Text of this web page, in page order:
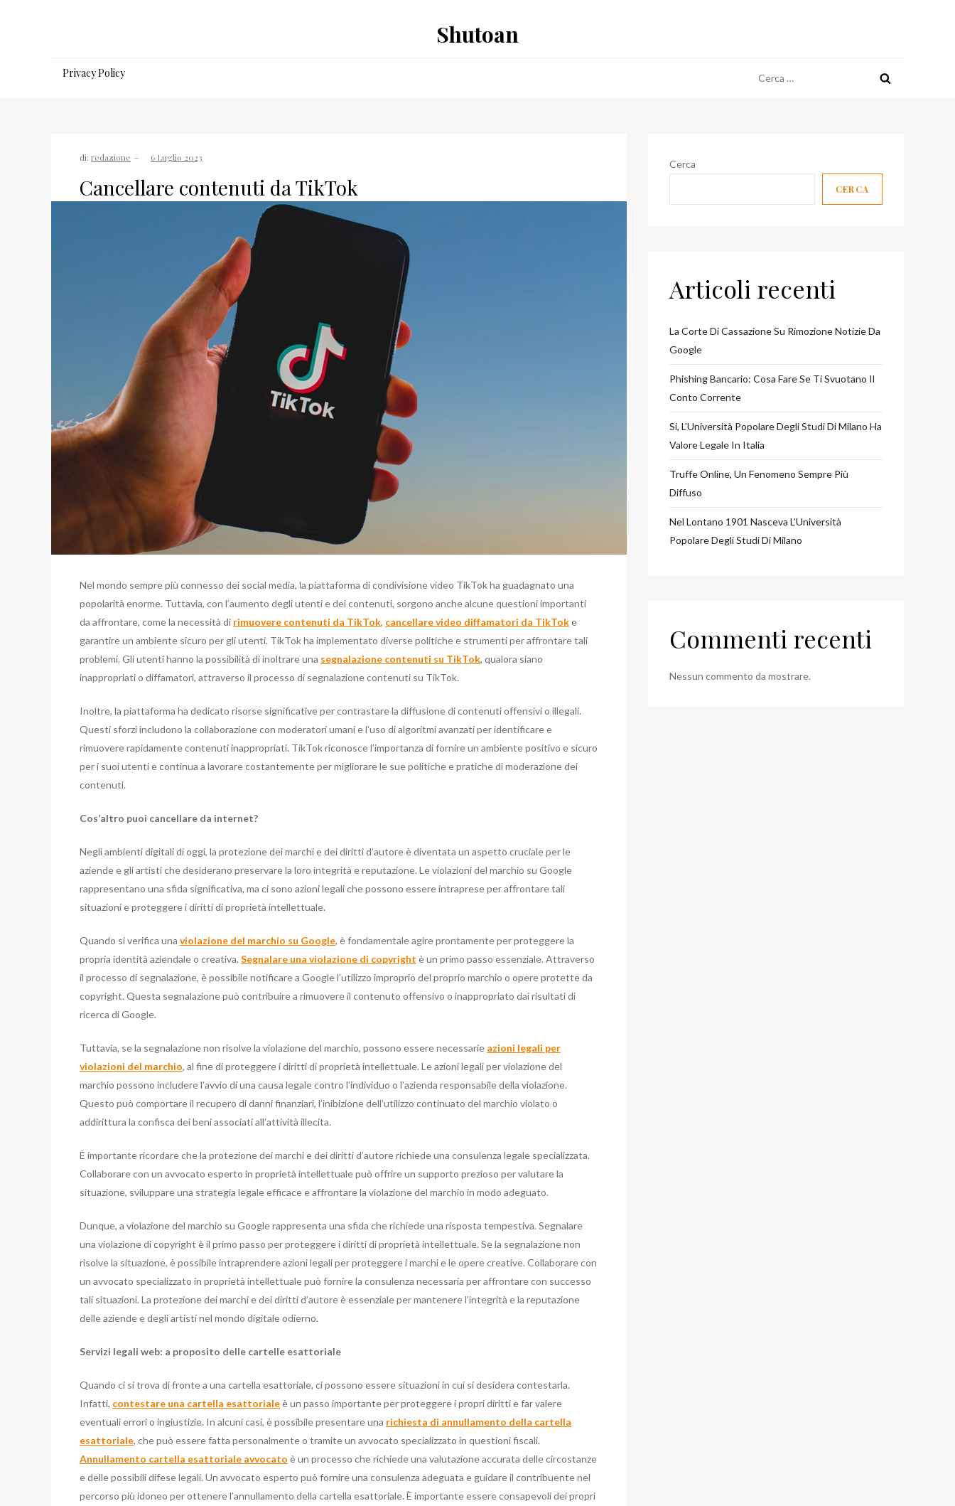
Shutoan
Privacy Policy
per:
di: redazione
Cancellare contenuti da TikTok
Nel mondo sempre più connesso dei social media, la piattaforma di condivisione video TikTok ha guadagnato una
popolarità enorme. Tuttavia, con l’aumento degli utenti e dei contenuti, sorgono anche alcune questioni importanti
da affrontare, come la necessità di rimuovere contenuti da TikTok, cancellare video diffamatori da TikToke
garantire un ambiente sicuro per gli utenti. TikTok ha implementato diverse politiche e strumenti per affrontare tali
problemi. Gli utenti hanno la possibilità di inoltrare una segnalazione contenuti su TikTok, qualora siano
inappropriati o diffamatori, attraverso il processo di segnalazione contenuti su TikTok.
Inoltre, la piattaforma ha dedicato risorse significative per contrastare la diffusione di contenuti offensivi o illegali.
Questi sforzi includono la collaborazione con moderatori umani e l’uso di algoritmi avanzati per identificare e
rimuovere rapidamente contenuti inappropriati. TikTok riconosce l’importanza di fornire un ambiente positivo e sicuro
per i suoi utenti e continua a lavorare costantemente per migliorare le sue politiche e pratiche di moderazione dei
contenuti.
Cos’altro puoi cancellare da internet?
Negli ambienti digitali di oggi, la protezione dei marchi e dei diritti d’autore è diventata un aspetto cruciale per le
aziende e gli artisti che desiderano preservare la loro integrità e reputazione. Le violazioni del marchio su Google
rappresentano una sfida significativa, ma ci sono azioni legali che possono essere intraprese per affrontare tali
situazioni e proteggere i diritti di proprietà intellettuale.
Quando si verifica una violazione del marchio su Google, è fondamentale agire prontamente per proteggere la
propria identità aziendale o creativa. Segnalare una violazione di copyright è un primo passo essenziale. Attraverso
il processo di segnalazione, è possibile notificare a Google l’utilizzo improprio del proprio marchio o opere protette da
copyright. Questa segnalazione può contribuire a rimuovere il contenuto offensivo o inappropriato dai risultati di
ricerca di Google.
Tuttavia, se la segnalazione non risolve la violazione del marchio, possono essere necessarie azioni legali per
violazioni del marchio, al fine di proteggere i diritti di proprietà intellettuale. Le azioni legali per violazione del
marchio possono includere l’avvio di una causa legale contro l’individuo o l’azienda responsabile della violazione.
Questo può comportare il recupero di danni finanziari, l’inibizione dell’utilizzo continuato del marchio violato o
addirittura la confisca dei beni associati all’attività illecita.
È importante ricordare che la protezione dei marchi e dei diritti d’autore richiede una consulenza legale specializzata.
Collaborare con un avvocato esperto in proprietà intellettuale può offrire un supporto prezioso per valutare la
situazione, sviluppare una strategia legale efficace e affrontare la violazione del marchio in modo adeguato.
Dunque, a violazione del marchio su Google rappresenta una sfida che richiede una risposta tempestiva. Segnalare
una violazione di copyright è il primo passo per proteggere i diritti di proprietà intellettuale. Se la segnalazione non
risolve la situazione, è possibile intraprendere azioni legali per proteggere i marchi e le opere creative. Collaborare con
un avvocato specializzato in proprietà intellettuale può fornire la consulenza necessaria per affrontare con successo
tali situazioni. La protezione dei marchi e dei diritti d’autore è essenziale per mantenere l’integrità e la reputazione
delle aziende e degli artisti nel mondo digitale odierno.
Servizi legali web: a proposito delle cartelle esattoriale
Quando ci si trova di fronte a una cartella esattoriale, ci possono essere situazioni in cui si desidera contestarla.
Infatti, contestare una cartella esattorialeè un passo importante per proteggere i propri diritti e far valere
eventuali errori o ingiustizie. In alcuni casi, è possibile presentare una richiesta di annullamento della cartella
esattoriale, che può essere fatta personalmente o tramite un avvocato specializzato in questioni fiscali.
Annullamento cartella esattoriale avvocato è un processo che richiede una valutazione accurata delle circostanze
e delle possibili difese legali. Un avvocato esperto può fornire una consulenza adeguata e guidare il contribuente nel
percorso più idoneo per ottenere l’annullamento della cartella esattoriale. È importante essere consapevoli dei propri
Cerca
CERCA
Articoli recenti
La Corte Di Cassazione Su Rimozione Notizie Da
Google
Phishing Bancario: Cosa Fare Se Ti Svuotano Il
Conto Corrente
Si, L’Università Popolare Degli Studi Di Milano Ha
Valore Legale In Italia
Truffe Online, Un Fenomeno Sempre Più
Diffuso
Nel Lontano 1901 Nasceva L’Università
Popolare Degli Studi Di Milano
Commenti recenti
Nessun commento da mostrare.